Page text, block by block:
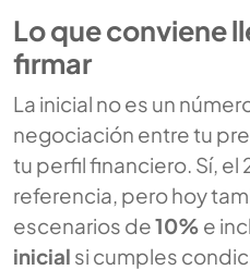
Lo que conviene
firmar
La inicial no es un
negociación entre tu
tu perfil financiero. Sí,
referencia, pero hoy
escenarios de10% e
inicial si cumples